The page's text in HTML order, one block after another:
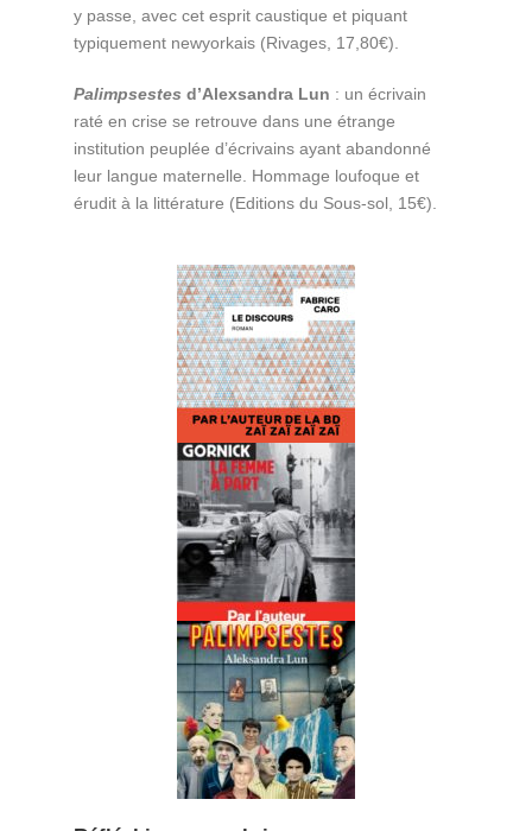
y passe, avec cet esprit caustique et piquant
typiquement newyorkais (Rivages, 17,80€).
Palimpsestes d’Alexsandra Lun : un écrivain
raté en crise se retrouve dans une étrange
institution peuplée d’écrivains ayant abandonné
leur langue maternelle. Hommage loufoque et
érudit à la littérature (Editions du Sous-sol, 15€).